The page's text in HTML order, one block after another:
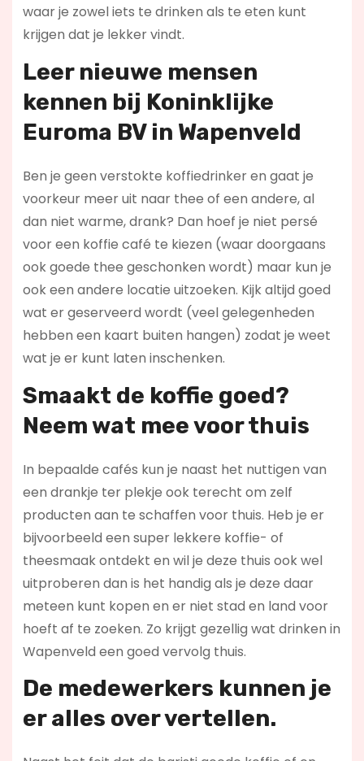
waar je zowel iets te drinken als te eten kunt
krijgen dat je lekker vindt.
Leer nieuwe mensen
kennen bij Koninklijke
Euroma BV in Wapenveld
Ben je geen verstokte koffiedrinker en gaat je
voorkeur meer uit naar thee of een andere, al
dan niet warme, drank? Dan hoef je niet persé
voor een koffie café te kiezen (waar doorgaans
ook goede thee geschonken wordt) maar kun je
ook een andere locatie uitzoeken. Kijk altijd goed
wat er geserveerd wordt (veel gelegenheden
hebben een kaart buiten hangen) zodat je weet
wat je er kunt laten inschenken.
Smaakt de koffie goed?
Neem wat mee voor thuis
In bepaalde cafés kun je naast het nuttigen van
een drankje ter plekje ook terecht om zelf
producten aan te schaffen voor thuis. Heb je er
bijvoorbeeld een super lekkere koffie- of
theesmaak ontdekt en wil je deze thuis ook wel
uitproberen dan is het handig als je deze daar
meteen kunt kopen en er niet stad en land voor
hoeft af te zoeken. Zo krijgt gezellig wat drinken in
Wapenveld een goed vervolg thuis.
De medewerkers kunnen je
er alles over vertellen.